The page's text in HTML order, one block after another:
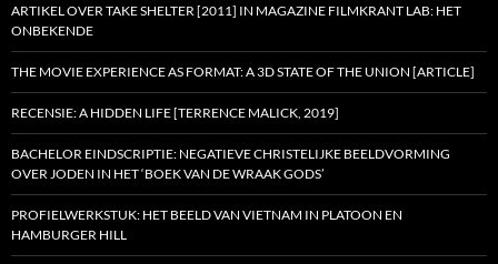
ARTIKEL OVER TAKE SHELTER [2011] IN MAGAZINE FILMKRANT LAB: HET
ONBEKENDE
THE MOVIE EXPERIENCE AS FORMAT: A 3D STATE OF THE UNION [ARTICLE]
RECENSIE: A HIDDEN LIFE [TERRENCE MALICK, 2019]
BACHELOR EINDSCRIPTIE: NEGATIEVE CHRISTELIJKE BEELDVORMING
OVER JODEN IN HET ‘BOEK VAN DE WRAAK GODS’
PROFIELWERKSTUK: HET BEELD VAN VIETNAM IN PLATOON EN
HAMBURGER HILL